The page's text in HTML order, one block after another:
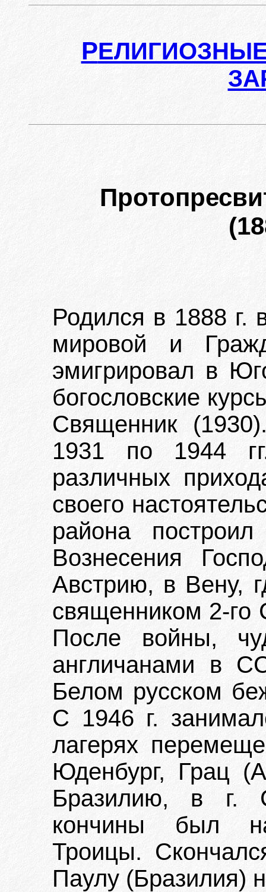
Р
Родился в 1888 г.
мировой и
эмигрировал в
богословские
Священник
1931 по 1944
различных
своего
района
Вознесения
Австрию, в Вену,
священником 2-го
После войны,
англичанами в
Белом русском
С 1946 г.
лагерях
Юденбург, Грац
Бразилию, в г.
кончины был
Троицы.
Паулу (Бразилия)